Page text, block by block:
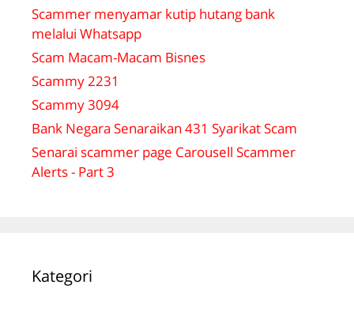
Scammer menyamar kutip hutang bank
melalui Whatsapp
Scam Macam-Macam Bisnes
Scammy 2231
Scammy 3094
Bank Negara Senaraikan 431 Syarikat Scam
Senarai scammer page Carousell Scammer
Alerts - Part 3
Kategori